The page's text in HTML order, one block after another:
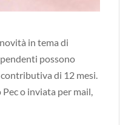
in tema di
possono
di 12 mesi.
o inviata per mail,